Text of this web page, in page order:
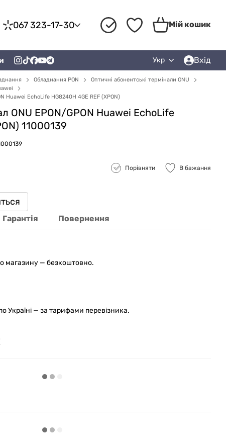
067 323-17-30 Мій кошик
Укр Вхід
Обладнання PON
Оптичні абонентські термінали ONU
Huawei EchoLife HG8240H 4GE REF (XPON)
ONU EPON/GPON Huawei EchoLife
11000139
Порівняти В бажання
Гарантія Повернення
магазину — безкоштовно.
— за тарифами перевізника.